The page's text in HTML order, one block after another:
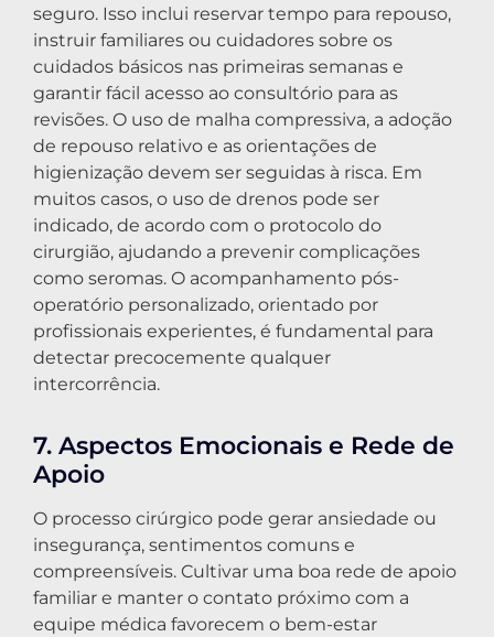
seguro. Isso inclui reservar tempo para repouso,
instruir familiares ou cuidadores sobre os
cuidados básicos nas primeiras semanas e
garantir fácil acesso ao consultório para as
revisões. O uso de malha compressiva, a adoção
de repouso relativo e as orientações de
higienização devem ser seguidas à risca. Em
muitos casos, o uso de drenos pode ser
indicado, de acordo com o protocolo do
cirurgião, ajudando a prevenir complicações
como seromas. O acompanhamento pós-
operatório personalizado, orientado por
profissionais experientes, é fundamental para
detectar precocemente qualquer
intercorrência.
7. Aspectos Emocionais e Rede de
Apoio
O processo cirúrgico pode gerar ansiedade ou
insegurança, sentimentos comuns e
compreensíveis. Cultivar uma boa rede de apoio
familiar e manter o contato próximo com a
equipe médica favorecem o bem-estar